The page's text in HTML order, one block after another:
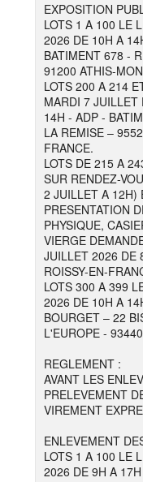
EXPOSITION
LOTS 1 A 100 LE
2026 DE 10H A
BATIMENT 678 -
91200 ATHIS-
LOTS 200 A 214
MARDI 7
14H - ADP -
LA REMISE –
FRANCE.
LOTS DE 215 A
SUR RENDEZ-
2 JUILLET A 12H)
PRESENTATION
PHYSIQUE,
VIERGE
JUILLET 2026 DE
ROISSY-EN-
LOTS 300 A 399
2026 DE 10H A
BOURGET – 22
L'EUROPE -
REGLEMENT :
AVANT LES
PRELEVEMENT
VIREMENT
ENLEVEMENT
LOTS 1 A 100 LE
2026 DE 9H A